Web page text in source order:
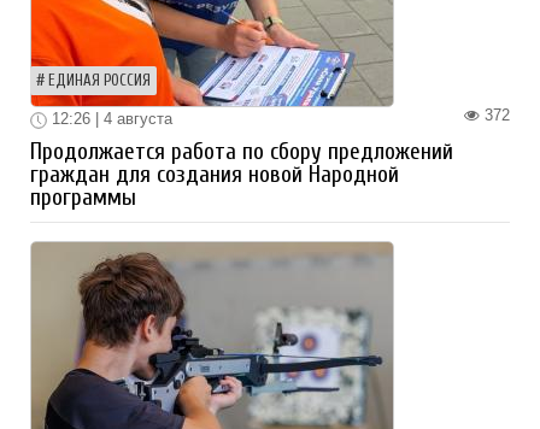
ЕДИНАЯ РОССИЯ
372
12:26 | 4 августа
Продолжается работа по сбору предложений
граждан для создания новой Народной
программы